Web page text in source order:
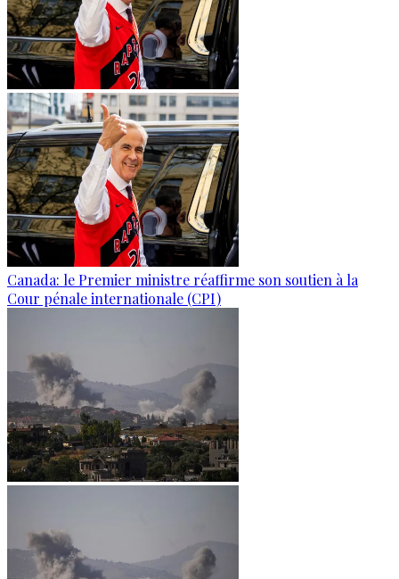
Canada: le Premier ministre réaffirme son soutien à la
Cour pénale internationale (CPI)